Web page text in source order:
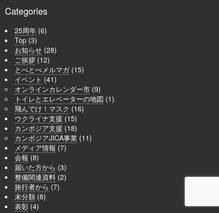
Categories
25周年 (6)
Top (3)
お知らせ (28)
ご挨拶 (12)
とべとべメルマガ(15)
イベント (41)
オンラインカレンダー市 (9)
トイレとエレベーターの地図 (1)
飛んでけ！マスク (16)
ウクライナ支援 (15)
カンボジア支援 (18)
カンボジアJICA事業 (11)
メディア情報 (7)
会報 (8)
届いた方から (3)
整備関連資料 (2)
旅行者から (7)
未分類 (8)
表彰 (4)